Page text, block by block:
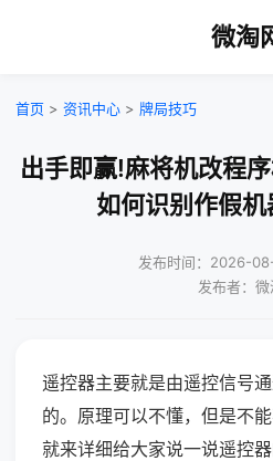
微淘
首页 > 资讯中心 > 牌局技巧
出手即赢!麻将机改程
如何识别作假
发布时间：2026-
发布者：微
遥控器主要就是由遥控信号
的。原理可以不懂，但是不
就来详细给大家说一说遥控器